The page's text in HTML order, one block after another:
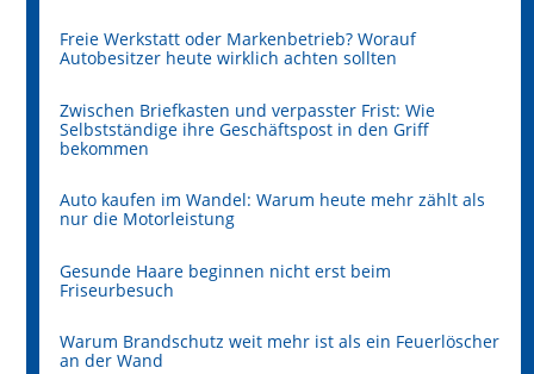
Freie Werkstatt oder Markenbetrieb? Worauf
Autobesitzer heute wirklich achten sollten
Zwischen Briefkasten und verpasster Frist: Wie
Selbstständige ihre Geschäftspost in den Griff
bekommen
Auto kaufen im Wandel: Warum heute mehr zählt als
nur die Motorleistung
Gesunde Haare beginnen nicht erst beim
Friseurbesuch
Warum Brandschutz weit mehr ist als ein Feuerlöscher
an der Wand